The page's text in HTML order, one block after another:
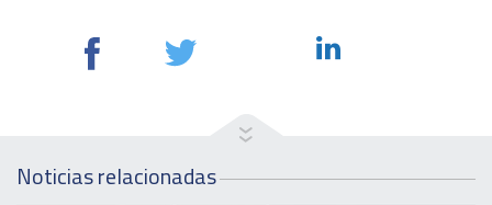
Noticias relacionadas